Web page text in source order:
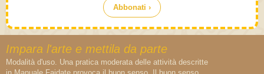
Abbonati ›
Impara l'arte e mettila da parte
Modalità d'uso. Una pratica moderata delle attività descritte